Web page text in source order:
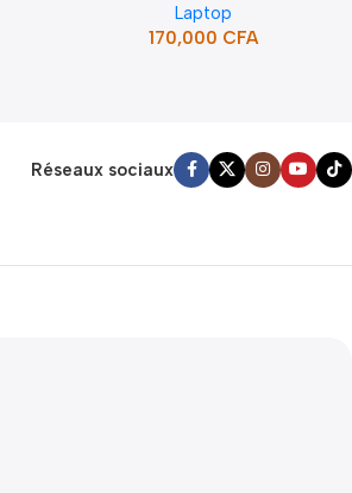
Laptop
170,000 CFA
Réseaux sociaux